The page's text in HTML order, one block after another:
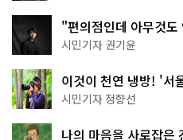
"편의점인데 아무것
한 편의점의 정체
시민기자 권기윤
이것이 천연 냉방! '서
나볼까
시민기자 정향선
나의 마음을 사로잡은